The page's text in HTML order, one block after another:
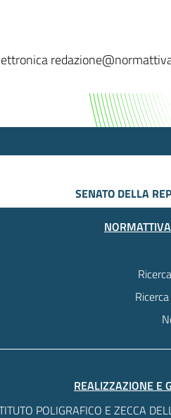
redazione@normatti
SENATO DELLA
REALIZZAZIONE E
POLIGRAFICO E ZECCA